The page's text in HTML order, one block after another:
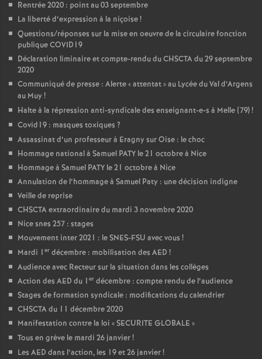
Rentrée 2020 : point au 03 septembre
La liberté d’expression à la niçoise!
Questions/réponses sur la mise en oeuvre de la circulaire fonction
publique COVID19
Déclaration liminaire et compte-rendu du CHSCTA du 29 septembre
2020
Communiqué de presse : Alerte «attentat» au Lycée du Val d’Argens
au Muy !
Halte à la répression anti-syndicale des enseignant-e-s à Melle (79)!
Covid19 : masques toxiques ?
Assassinat d’un professeur à Eragny sur Oise : le choc
Hommage national à Samuel PATY le 21 octobre à Nice
Hommage à Samuel PATY le 21 octobre à Nice
Annulation de l’hommage à Samuel Paty : une décision indigne
Veille de reprise
CHSCTA extraordinaire du mardi 3 novembre 2020
Nice snes 257 : stages
Mouvement inter 2021 : le SNES-FSU avec vous !
Mardi 1 er décembre : mobilisation des AED !
Audience avec Recteur sur la situation dans les collèges
Action des AED du 1 er décembre : compte rendu de l’audience
Stages de formation syndicale : modifications du calendrier
CHSCTA du 11 décembre 2020
Manifestation contre la loi «SECURITE GLOBALE »
Tous en grève le mardi 26 janvier!
Les AED dans l’action, les 19 et 26 janvier!